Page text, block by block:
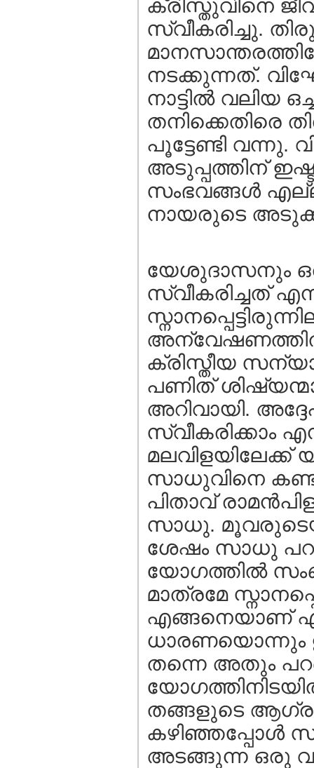
ക്രിസ്തുവിനെ
സ്വീകരിച്ചു.
നടക്കുന്നത്.
നാട്ടില്‍ വലിയ
തനിക്കെതിരെ
പൂട്ടേണ്ടി
അടുപ്പത്തിന്
സംഭവങ്ങള്‍
നായരുടെ
യേശുദാസനും
സ്വീകരിച്ചത്
ക്രിസ്തീയ
പണിത്
അറിവായി.
സ്വീകരിക്കാം
സാധുവിനെ കണ്ട്
പിതാവ്
സാധു.
ശേഷം സാധു
യോഗത്തില്‍
മാത്രമേ
എങ്ങനെയാണ്
ധാരണയൊന്നും
തന്നെ അതും
തങ്ങളുടെ
കഴിഞ്ഞപ്പോള്‍
അടങ്ങുന്ന ഒരു